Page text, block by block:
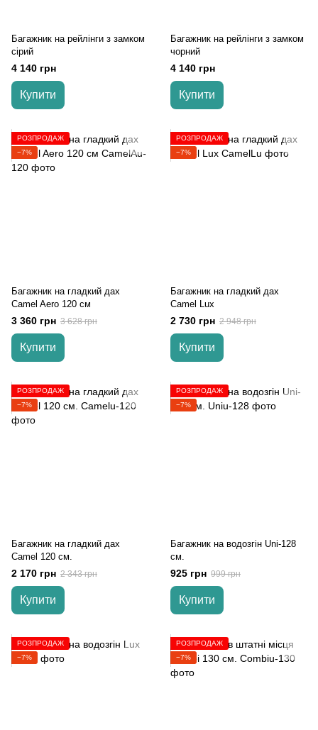
Багажник на рейлінги з замком
сірий
4 140 грн
Купити
Багажник на рейлінги з замком
чорний
4 140 грн
Купити
РОЗПРОДАЖ
−7%
Багажник на гладкий дах
Camel Aero 120 см
3 360 грн 3 628 грн
Купити
РОЗПРОДАЖ
−7%
Багажник на гладкий дах
Camel Lux
2 730 грн 2 948 грн
Купити
РОЗПРОДАЖ
−7%
Багажник на гладкий дах
Camel 120 см.
2 170 грн 2 343 грн
Купити
РОЗПРОДАЖ
−7%
Багажник на водозгін Uni-128
см.
925 грн 999 грн
Купити
РОЗПРОДАЖ
−7%
РОЗПРОДАЖ
−7%